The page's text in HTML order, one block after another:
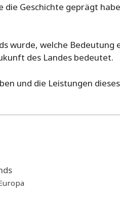
die Geschichte geprägt
wurde, welche Bedeutung
des Landes bedeutet.
und die Leistungen dieses